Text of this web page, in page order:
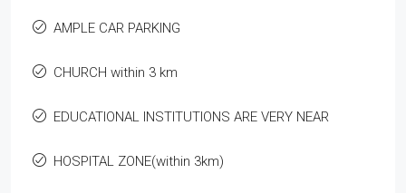
AMPLE CAR PARKING
CHURCH within 3 km
EDUCATIONAL INSTITUTIONS ARE VERY NEAR
HOSPITAL ZONE(within 3km)